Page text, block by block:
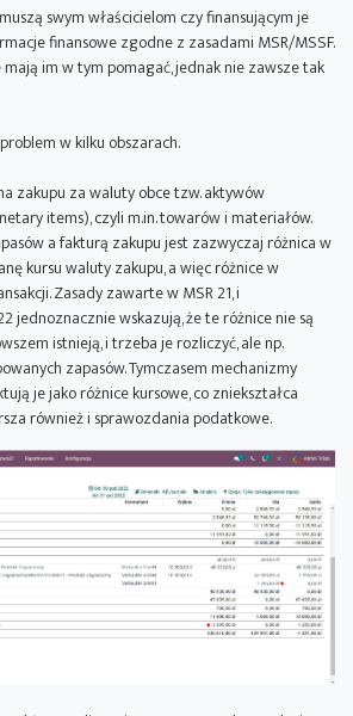
swym właścicielom czy finansującym je
finansowe zgodne z zasadami MSR/MSSF.
im w tym pomagać, jednak nie zawsze tak
w kilku obszarach.
zakupu za waluty obce tzw. aktywów
items), czyli m.in. towarów i materiałów.
a fakturą zakupu jest zazwyczaj różnica w
kursu waluty zakupu, a więc różnice w
Zasady zawarte w MSR 21, i
jednoznacznie wskazują, że te różnice nie są
istnieją, i trzeba je rozliczyć, ale np.
zapasów. Tymczasem mechanizmy
je jako różnice kursowe, co zniekształca
również i sprawozdania podatkowe.